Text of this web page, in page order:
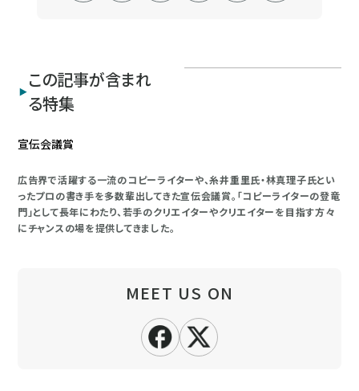
この記事が含まれ
る特集
宣伝会議賞
広告界で活躍する一流のコピーライターや、糸井重里氏・林真理子氏とい
ったプロの書き手を多数輩出してきた宣伝会議賞。「コピーライターの登竜
門」として長年にわたり、若手のクリエイターやクリエイターを目指す方々
にチャンスの場を提供してきました。
MEET US ON